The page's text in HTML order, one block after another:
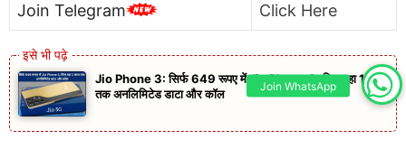
Join Telegram Click Here
Jio Phone 3: सिर्फ 649 रूपए में Jio Phone 3, मिल रहा 1 साल
तक अनलिमिटेड डाटा और कॉल
Join WhatsApp